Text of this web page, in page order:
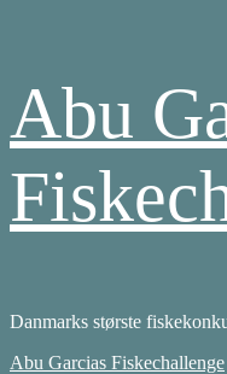
content
Abu
Danmarks største
Primary
Abu Garcias Fiskechallenge